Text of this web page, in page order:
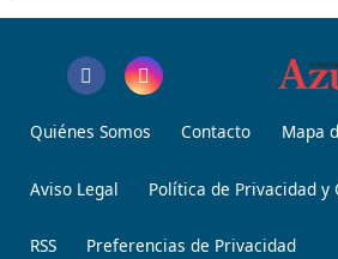
Quiénes Somos Contacto Mapa
Aviso Legal Política de Privacidad y
RSS Preferencias de Privacidad